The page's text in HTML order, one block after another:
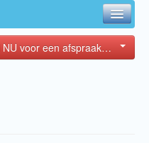
NU voor een afspraak…